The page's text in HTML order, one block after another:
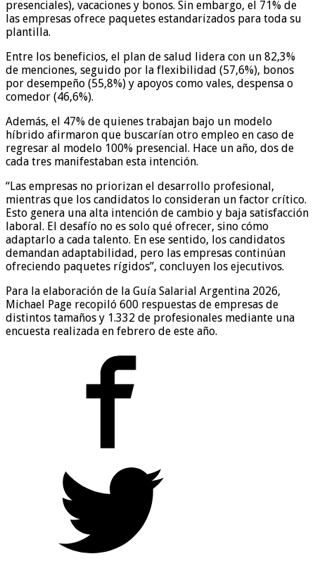
presenciales), vacaciones y bonos. Sin embargo, el 71% de
las empresas ofrece paquetes estandarizados para toda su
plantilla.
Entre los beneficios, el plan de salud lidera con un 82,3%
de menciones, seguido por la flexibilidad (57,6%), bonos
por desempeño (55,8%) y apoyos como vales, despensa o
comedor (46,6%).
Además, el 47% de quienes trabajan bajo un modelo
híbrido afirmaron que buscarían otro empleo en caso de
regresar al modelo 100% presencial. Hace un año, dos de
cada tres manifestaban esta intención.
“Las empresas no priorizan el desarrollo profesional,
mientras que los candidatos lo consideran un factor crítico.
Esto genera una alta intención de cambio y baja satisfacción
laboral. El desafío no es solo qué ofrecer, sino cómo
adaptarlo a cada talento. En ese sentido, los candidatos
demandan adaptabilidad, pero las empresas continúan
ofreciendo paquetes rígidos”, concluyen los ejecutivos.
Para la elaboración de la Guía Salarial Argentina 2026,
Michael Page recopiló 600 respuestas de empresas de
distintos tamaños y 1.332 de profesionales mediante una
encuesta realizada en febrero de este año.